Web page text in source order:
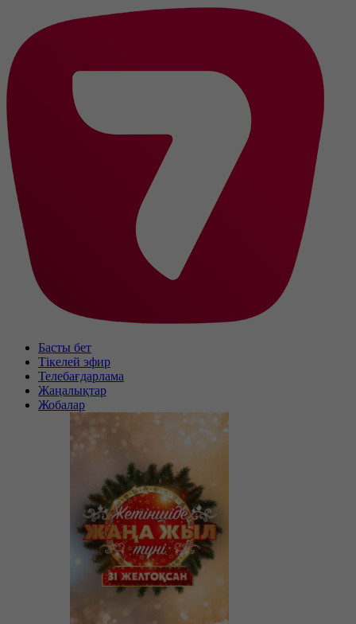
Басты бет
Тікелей эфир
Телебағдарлама
Жаңалықтар
Жобалар